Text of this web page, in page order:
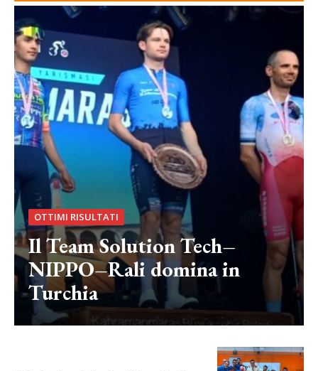
OTTIMI RISULTATI
Il Team Solution Tech–
NIPPO–Rali domina in
Turchia